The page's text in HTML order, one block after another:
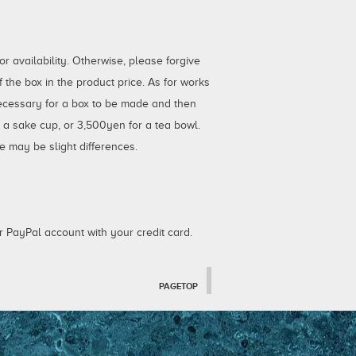
availability. Otherwise, please forgive
box in the product price. As for works
for a box to be made and then
sake cup, or 3,500yen for a tea bowl.
may be slight differences.
account with your credit card.
PAGETOP